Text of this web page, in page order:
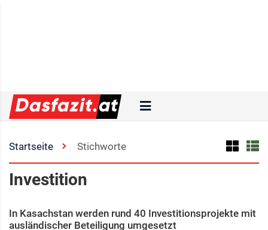
Startseite Stichworte
Investition
In Kasachstan werden rund 40 Investitionsprojekte mit
ausländischer Beteiligung umgesetzt